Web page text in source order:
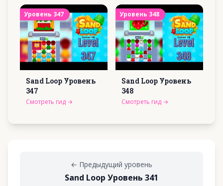
Уровень 347
Sand Loop Уровень
347
Смотреть гид →
Уровень 348
Sand Loop Уровень
348
Смотреть гид →
← Предыдущий уровень
Sand Loop Уровень 341